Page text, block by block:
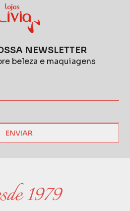
NEWSLETTER
beleza e maquiagens
ENVIAR